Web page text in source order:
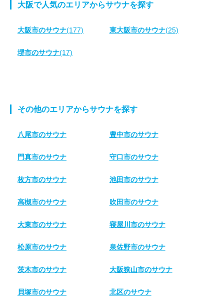
大阪で人気のエリアからサウナを探す
大阪市のサウナ(177) 東大阪市のサウナ(25)
堺市のサウナ(17)
その他のエリアからサウナを探す
八尾市のサウナ 豊中市のサウナ
門真市のサウナ 守口市のサウナ
枚方市のサウナ 池田市のサウナ
高槻市のサウナ 吹田市のサウナ
大東市のサウナ 寝屋川市のサウナ
松原市のサウナ 泉佐野市のサウナ
茨木市のサウナ 大阪狭山市のサウナ
貝塚市のサウナ 北区のサウナ